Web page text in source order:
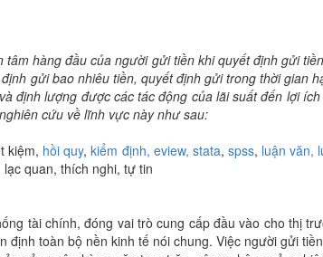
tâm hàng đầu của người gửi tiền khi quyết định gửi
gửi bao nhiêu tiền, quyết định gửi trong thời gian
định lượng được các tác động của lãi suất đến lợi
cứu về lĩnh vực này như sau:
kiệm, hồi quy,kiểm định, eview, stata,spss, luận văn,
quan, thích nghi, tự tin
tài chính, đóng vai trò cung cấp đầu vào cho thị
định toàn bộ nền kinh tế nói chung. Việc người gửi